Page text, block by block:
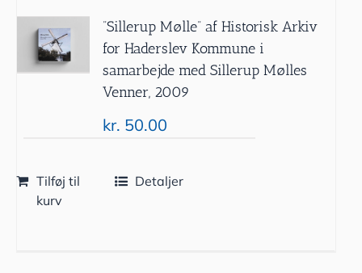
”Sillerup Mølle” af Historisk Arkiv
for Haderslev Kommune i
samarbejde med Sillerup Mølles
Venner, 2009
kr. 50.00
Tilføj til
kurv
Detaljer